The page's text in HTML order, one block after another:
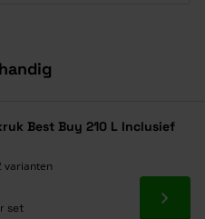
Best Buy 210 L Inclusief
varianten
set Ga